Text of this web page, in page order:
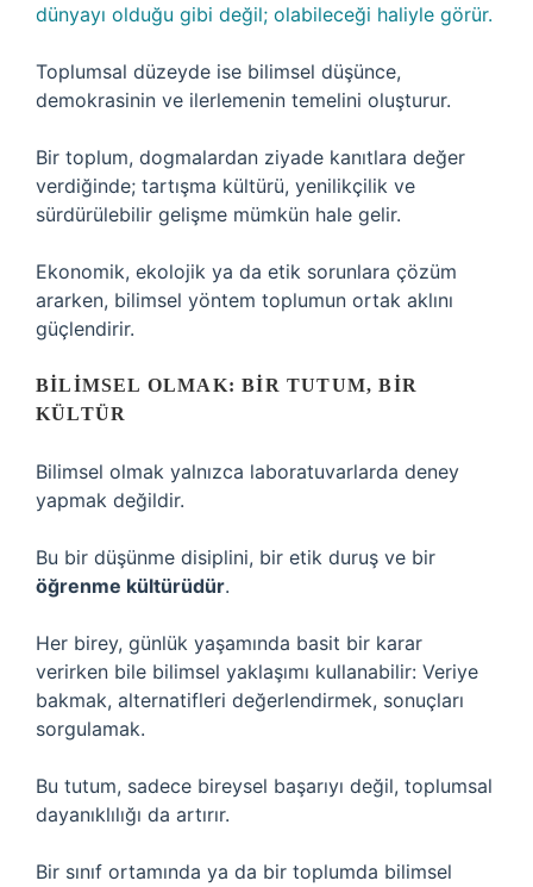
dünyayı olduğu gibi değil; olabileceği haliyle görür.
Toplumsal düzeyde ise bilimsel düşünce,
demokrasinin ve ilerlemenin temelini oluşturur.
Bir toplum, dogmalardan ziyade kanıtlara değer
verdiğinde; tartışma kültürü, yenilikçilik ve
sürdürülebilir gelişme mümkün hale gelir.
Ekonomik, ekolojik ya da etik sorunlara çözüm
ararken, bilimsel yöntem toplumun ortak aklını
güçlendirir.
BILIMSEL OLMAK: BIR TUTUM, BIR
KÜLTÜR
Bilimsel olmak yalnızca laboratuvarlarda deney
yapmak değildir.
Bu bir düşünme disiplini, bir etik duruş ve bir
öğrenme kültürüdür.
Her birey, günlük yaşamında basit bir karar
verirken bile bilimsel yaklaşımı kullanabilir: Veriye
bakmak, alternatifleri değerlendirmek, sonuçları
sorgulamak.
Bu tutum, sadece bireysel başarıyı değil, toplumsal
dayanıklılığı da artırır.
Bir sınıf ortamında ya da bir toplumda bilimsel